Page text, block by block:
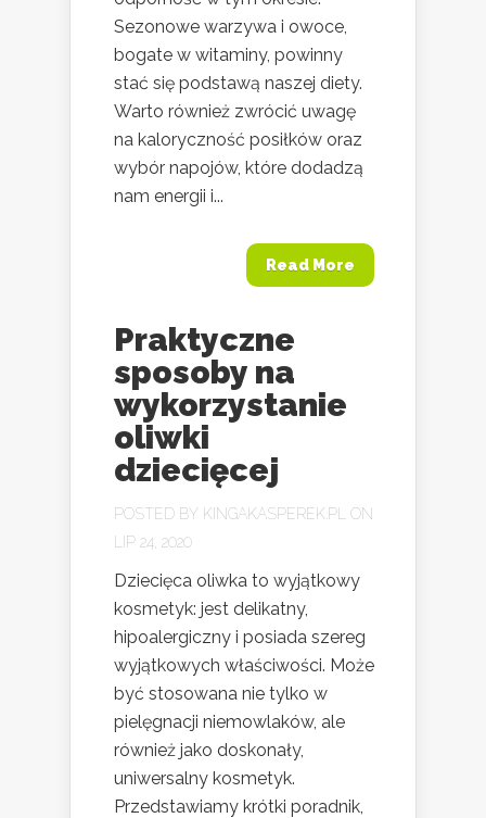
Sezonowe warzywa i owoce,
bogate w witaminy, powinny
stać się podstawą naszej diety.
Warto również zwrócić uwagę
na kaloryczność posiłków oraz
wybór napojów, które dodadzą
nam energii i...
Read More
Praktyczne
sposoby na
wykorzystanie
oliwki
dziecięcej
POSTED BY KINGAKASPEREK.PL
ON
LIP 24, 2020
Dziecięca oliwka to wyjątkowy
kosmetyk: jest delikatny,
hipoalergiczny i posiada szereg
wyjątkowych właściwości. Może
być stosowana nie tylko w
pielęgnacji niemowlaków, ale
również jako doskonały,
uniwersalny kosmetyk.
Przedstawiamy krótki poradnik,